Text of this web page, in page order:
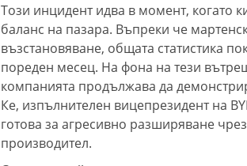
Този инцидент идва в момент, когато
баланс на пазара. Въпреки че
възстановяване, общата статистика
пореден месец. На фона на тези
компанията продължава да
Ке, изпълнителен вицепрезидент на
готова за агресивно разширяване
производител.